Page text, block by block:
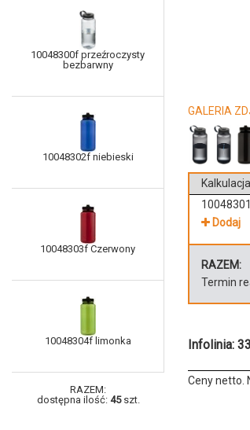
10048300f przeźroczysty
bezbarwny
10048302f niebieski
10048303f Czerwony
10048304f limonka
RAZEM:
dostępna ilość: 45szt.
GALERIA
Dodaj
RAZEM:
Termin
Infolinia:
Ceny netto.